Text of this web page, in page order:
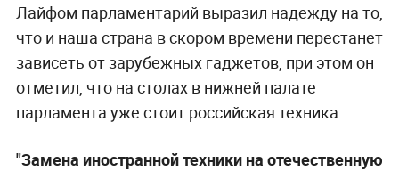
Лайфом парламентарий выразил надежду на то,
что и наша страна в скором времени перестанет
зависеть от зарубежных гаджетов, при этом он
отметил, что на столах в нижней палате
парламента уже стоит российская техника.
"Замена иностранной техники на отечественную